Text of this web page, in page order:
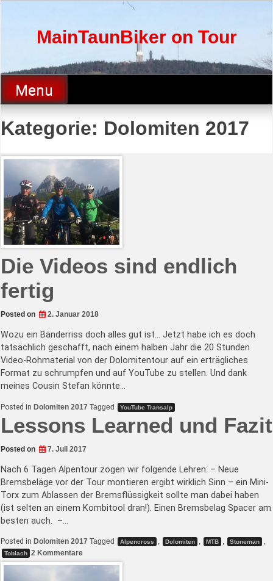
MainTaunBiker on Tour
Menu
Kategorie: Dolomiten 2017
Die Videos sind endlich
fertig
Posted on 2. Januar 2018
Wozu ein Bänderriss doch alles gut ist… Jetzt habe ich es doch
tatsächlich geschafft, nach einem halben Jahr die 20 Stunden
Video-Rohmaterial von der Dolomitentour auf ein erträgliches
Format zu schrumpfen und auf YouTube zu stellen. Und dank
meines Cousin Stefan könnte…
Posted in Dolomiten 2017 Tagged YouTube Transalp
Lessons Learned und Fazit
Posted on 7. Juli 2017
Nach 6 Tagen Alpentour zogen wir folgende Lehren: – Neue
Bremsbeläge vor der Tour montieren ergibt wirklich Sinn – ein Mini-
Torx zum Ablassen der Bremsflüssigkeit sollte man dabei haben
(ist selten an einem Kombitool dran!). Einen Bremsbelag Spacer am
besten auch. –…
Posted in Dolomiten 2017 Tagged Alpencross , Dolomiten , MTB , Stoneman ,
Toblach 2 Kommentarezu
Lessons